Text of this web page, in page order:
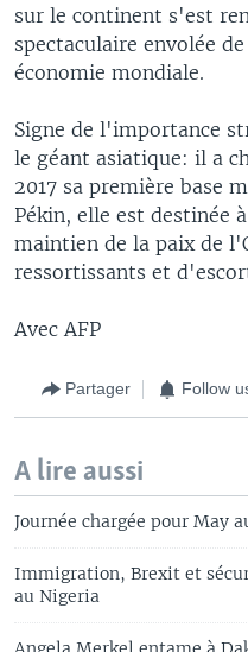
sur le continent s'est
spectaculaire envolée
économie mondiale.
Signe de l'importance
le géant asiatique: il a
2017 sa première base
Pékin, elle est destinée
maintien de la paix de
ressortissants et
Avec AFP
Partager Follow
A lire aussi
Journée chargée pour May
Immigration, Brexit et
au Nigeria